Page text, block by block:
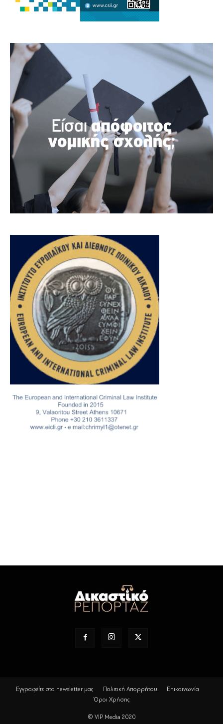
Εγγραφείτε στο newsletter μας Πολιτική Απορρήτου
Επικοινωνία
Όροι Χρήσης
© VIP Media 2020